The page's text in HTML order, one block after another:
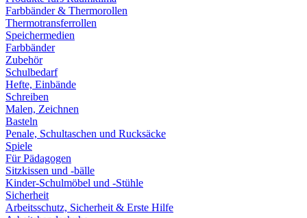
Farbbänder & Thermorollen
Thermotransferrollen
Speichermedien
Farbbänder
Zubehör
Schulbedarf
Hefte, Einbände
Schreiben
Malen, Zeichnen
Basteln
Penale, Schultaschen und Rucksäcke
Spiele
Für Pädagogen
Sitzkissen und -bälle
Kinder-Schulmöbel und -Stühle
Sicherheit
Arbeitsschutz, Sicherheit & Erste Hilfe